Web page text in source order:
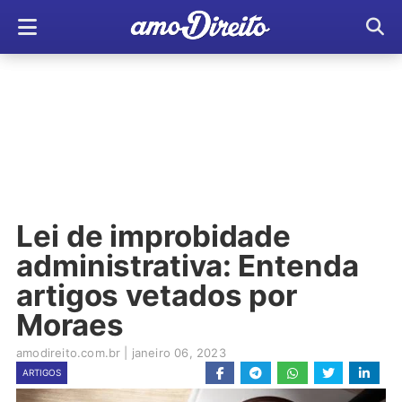
Lei de improbidade
administrativa: Entenda
artigos vetados por
Moraes
amodireito.com.br janeiro 06, 2023
ARTIGOS